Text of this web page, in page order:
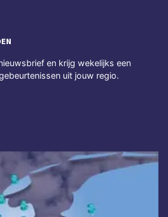
en krijg wekelijks een
uit jouw regio.